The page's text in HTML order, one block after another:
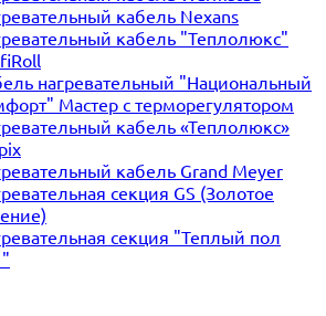
кабель Nexans
кабель "Теплолюкс"
нагревательный "Национальный
Мастер с терморегулятором
кабель «Теплолюкс»
кабель Grand Meyer
секция GS (Золотое
секция "Теплый пол